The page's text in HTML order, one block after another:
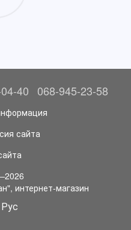
40 068-945-23-58
сайта
интернет-магазин
Рус